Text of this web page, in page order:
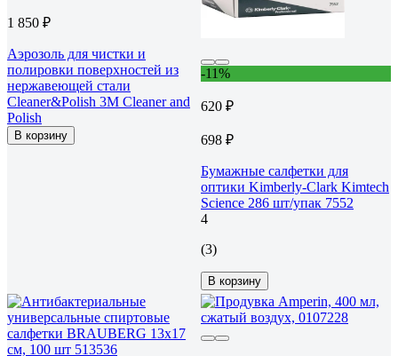
1 850 ₽
Аэрозоль для чистки и
полировки поверхностей из
нержавеющей стали
Cleaner&Polish 3М Cleaner and
Polish
В корзину
-11%
620 ₽
698 ₽
Бумажные салфетки для
оптики Kimberly-Clark Kimtech
Science 286 шт/упак 7552
4
(3)
В корзину